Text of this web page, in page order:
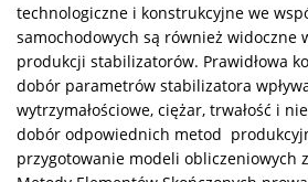
technologiczne i konstrukcyjne we
samochodowych są również widoczne
produkcji stabilizatorów. Prawidłowa
dobór parametrów stabilizatora
wytrzymałościowe, ciężar, trwałość i
dobór odpowiednich metod
przygotowanie modeli obliczeniowych